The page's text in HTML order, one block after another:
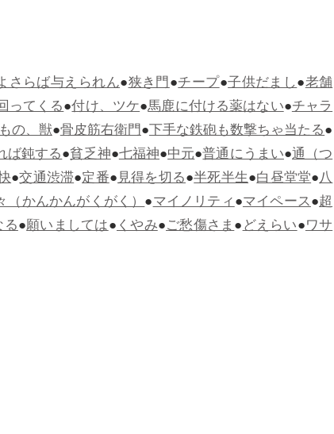
さらば与えられん●狭き門●チープ●子供だまし●老舗
ってくる●付け、ツケ●馬鹿に付ける薬はない●チャラ
の、獣●骨皮筋右衛門●下手な鉄砲も数撃ちゃ当たる●
ば鈍する●貧乏神●七福神●中元●普通にうまい●通（つ
●交通渋滞●定番●見得を切る●半死半生●白昼堂堂●八
（かんかんがくがく）●マイノリティ●マイペース●超
る●願いましては●くやみ●ご愁傷さま●どえらい●ワサ